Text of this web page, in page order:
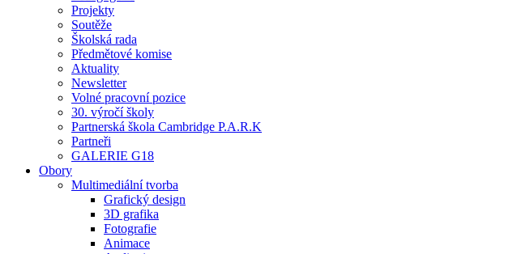
Projekty
Soutěže
Školská rada
Předmětové komise
Aktuality
Newsletter
Volné pracovní pozice
30. výročí školy
Partnerská škola Cambridge P.A.R.K
Partneři
GALERIE G18
Obory
Multimediální tvorba
Grafický design
3D grafika
Fotografie
Animace